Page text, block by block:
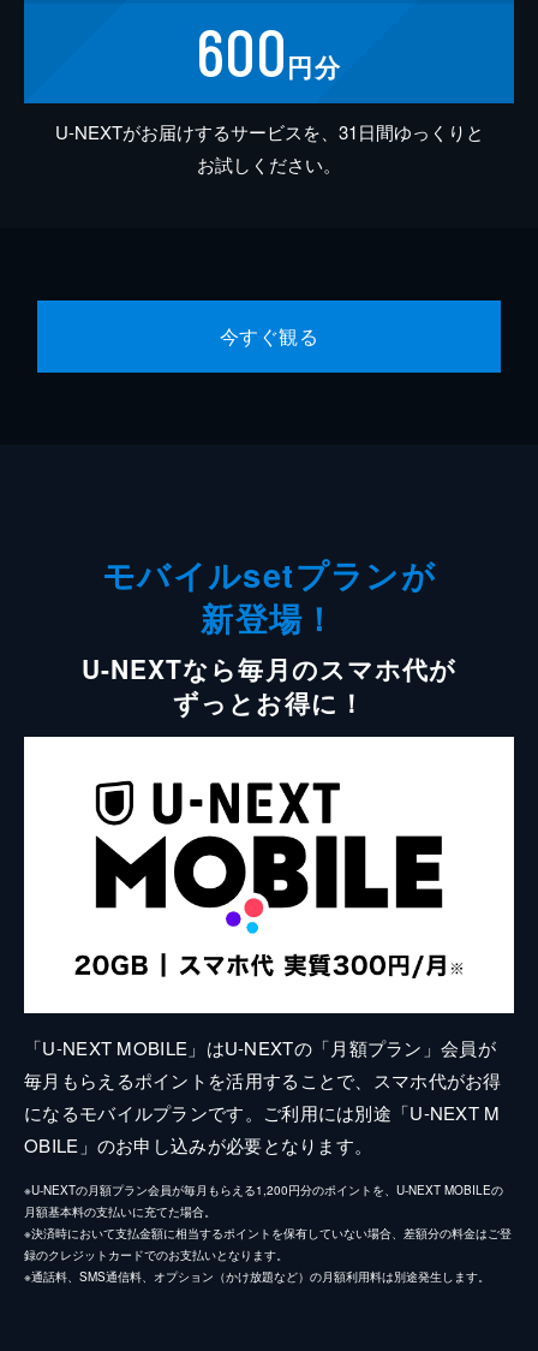
600円分
U-NEXTがお届けするサービスを、31日間ゆっくりと
お試しください。
今すぐ観る
モバイルsetプランが
新登場！
U-NEXTなら毎月のスマホ代が
ずっとお得に！
「U-NEXT MOBILE」はU-NEXTの「月額プラン」会員が
毎月もらえるポイントを活用することで、スマホ代がお得
になるモバイルプランです。ご利用には別途「U-NEXT M
OBILE」のお申し込みが必要となります。
※U-NEXTの月額プラン会員が毎月もらえる1,200円分のポイントを、U-NEXT MOBILEの
月額基本料の支払いに充てた場合。
※決済時において支払金額に相当するポイントを保有していない場合、差額分の料金はご登
録のクレジットカードでのお支払いとなります。
※通話料、SMS通信料、オプション（かけ放題など）の月額利用料は別途発生します。